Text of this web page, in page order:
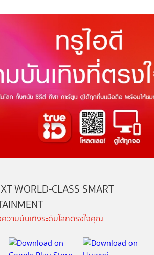
WORLD-CLASS SMART
วามบันเทิงระดับโลกตรงใจคุณ